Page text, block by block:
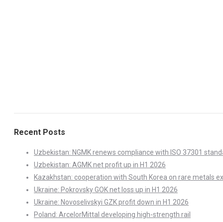
Recent Posts
Uzbekistan: NGMK renews compliance with ISO 37301
Uzbekistan: AGMK net profit up in H1 2026
Kazakhstan: cooperation with South Korea on rare metals
Ukraine: Pokrovsky GOK net loss up in H1 2026
Ukraine: Novoselivskyi GZK profit down in H1 2026
Poland: ArcelorMittal developing high-strength rail